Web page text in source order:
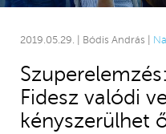
2019.05.29. | Bódis András |
Fidesz valódi
kényszerülhet